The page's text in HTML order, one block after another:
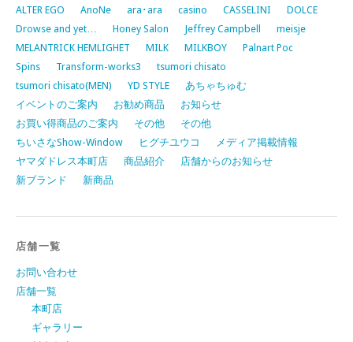
ALTER EGO AnoNe ara･ara casino CASSELINI
DOLCE
Drowse and yet…
Honey Salon Jeffrey Campbell
meisje
MELANTRICK HEMLIGHET
MILK MILKBOY
Palnart Poc
Spins
Transform-works3
tsumori chisato
tsumori chisato(MEN)
YD STYLE
あちゃちゅむ
イベントのご案内
お勧め商品
お知らせ
お買い得商品のご案内
その他
その他
ちいさなShow-Window
ヒグチユウコ
メディア掲載情報
ヤマダドレス本町店
商品紹介
店舗からのお知らせ
新ブランド
新商品
店舗一覧
お問い合わせ
店舗一覧
本町店
ギャラリー